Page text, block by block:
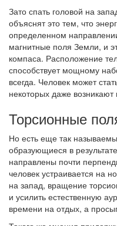
Зато спать головой на
объяснят это тем, что
определенном
магнитные поля Земли, и
компаса. Расположение
способствует мощному
всегда. Человек может
некоторых даже
Торсионные
Но есть еще так
образующиеся в
направлены почти
человек устраивается на
на запад, вращение
и усилить естественную
времени на отдых, а